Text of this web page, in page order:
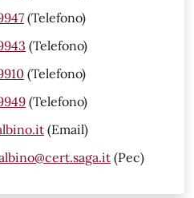
(Telefono)
(Telefono)
(Telefono)
(Telefono)
(Email)
(Pec)